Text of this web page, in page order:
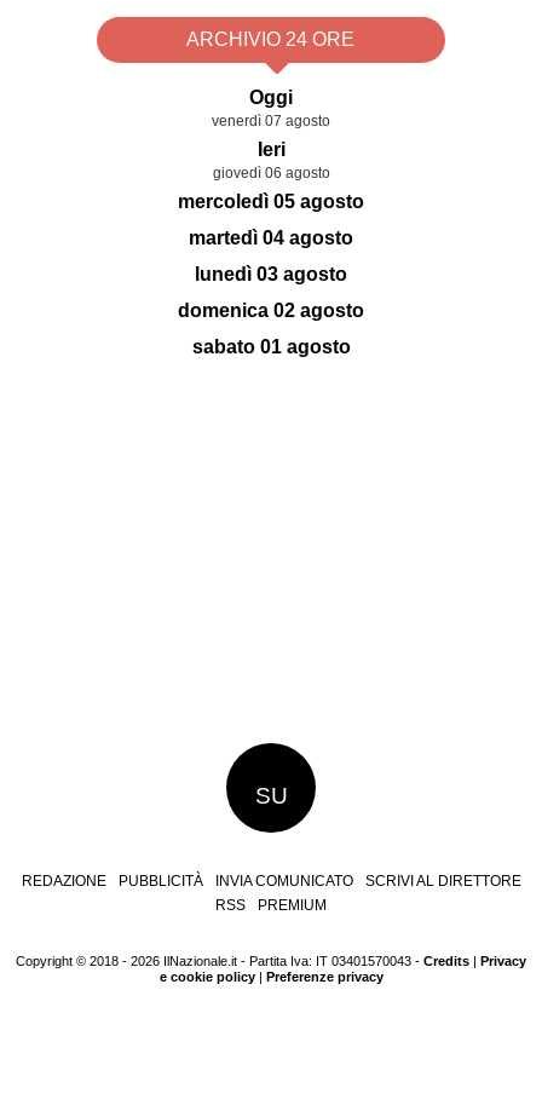
ARCHIVIO 24 ORE
Oggi
venerdì 07 agosto
Ieri
giovedì 06 agosto
mercoledì 05 agosto
martedì 04 agosto
lunedì 03 agosto
domenica 02 agosto
sabato 01 agosto
SU
REDAZIONE PUBBLICITÀ INVIA COMUNICATO
SCRIVI AL DIRETTORE
RSS
PREMIUM
Copyright © 2018 - 2026 IlNazionale.it - Partita Iva: IT 03401570043 - Credits | Privacy
e cookie policy| Preferenze privacy